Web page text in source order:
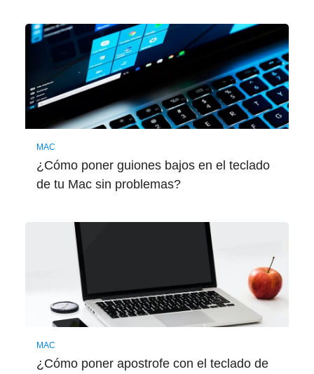
MAC
¿Cómo poner guiones bajos en el teclado
de tu Mac sin problemas?
MAC
¿Cómo poner apostrofe con el teclado de